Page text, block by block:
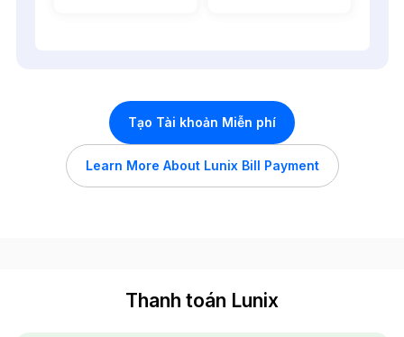
Tạo Tài khoản Miễn phí
Learn More About Lunix Bill Payment
Thanh toán Lunix